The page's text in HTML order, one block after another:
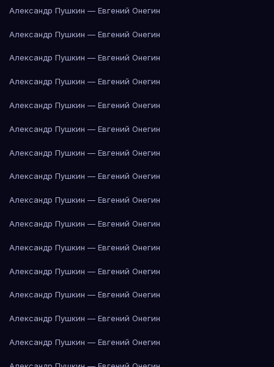
Александр Пушкин — Евгений Онегин
Александр Пушкин — Евгений Онегин
Александр Пушкин — Евгений Онегин
Александр Пушкин — Евгений Онегин
Александр Пушкин — Евгений Онегин
Александр Пушкин — Евгений Онегин
Александр Пушкин — Евгений Онегин
Александр Пушкин — Евгений Онегин
Александр Пушкин — Евгений Онегин
Александр Пушкин — Евгений Онегин
Александр Пушкин — Евгений Онегин
Александр Пушкин — Евгений Онегин
Александр Пушкин — Евгений Онегин
Александр Пушкин — Евгений Онегин
Александр Пушкин — Евгений Онегин